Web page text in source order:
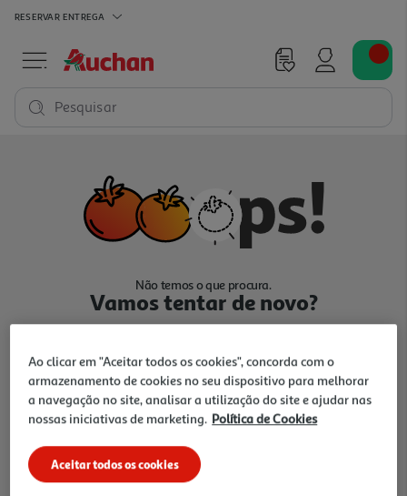
RESERVAR ENTREGA
Pesquisar
Não temos o que procura.
Vamos tentar de novo?
Ir para Homepage
Ao clicar em "Aceitar todos os cookies", concorda com o
armazenamento de cookies no seu dispositivo para melhorar
a navegação no site, analisar a utilização do site e ajudar nas
nossas iniciativas de marketing. Política de Cookies
Aceitar todos os cookies